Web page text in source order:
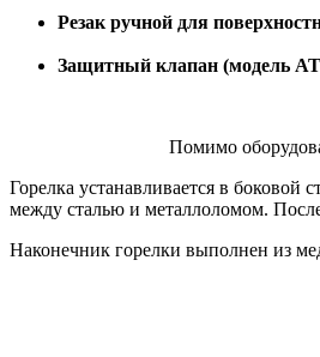
Резак ручной для
Защитный клапан (модель
Помимо
Горелка устанавливается в боковой
между сталью и металлоломом.
Наконечник горелки выполнен из